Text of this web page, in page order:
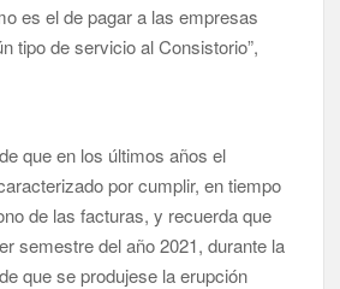
es el de pagar a las empresas
tipo de servicio al Consistorio”,
que en los últimos años el
por cumplir, en tiempo
de las facturas, y recuerda que
semestre del año 2021, durante la
que se produjese la erupción